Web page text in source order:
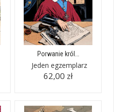
Porwanie król...
Jeden egzemplarz
62,00 zł